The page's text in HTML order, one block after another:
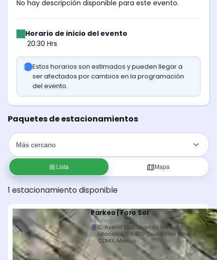
No hay descripción disponible para este evento.
Horario de inicio del evento
20:30 Hrs
Estos horarios son estimados y pueden llegar a
ser afectados por cambios en la programación
del evento.
Paquetes de estacionamientos
Lista Mapa
1 estacionamiento disponible
Parkeo | Foro Sol
Estacionamiento Foro Sol
C. Avena 550, Granjas México,
Iztacalco, 08400 Ciudad de México,
CDMX, Mexico